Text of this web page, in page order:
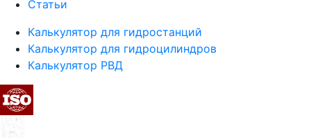
Статьи
Калькулятор для гидростанций
Калькулятор для гидроцилиндров
Калькулятор РВД